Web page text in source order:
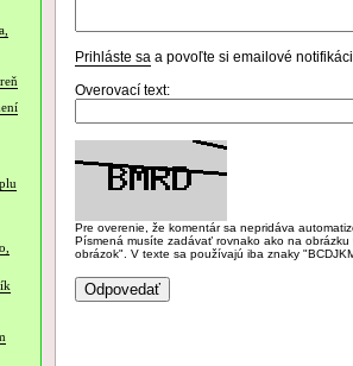
Prihláste sa a povoľte si emailové
Overovací text:
Pre overenie, že komentár sa nepridáva
Písmená musíte zadávať rovnako ako na
obrázok". V texte sa používajú iba znaky